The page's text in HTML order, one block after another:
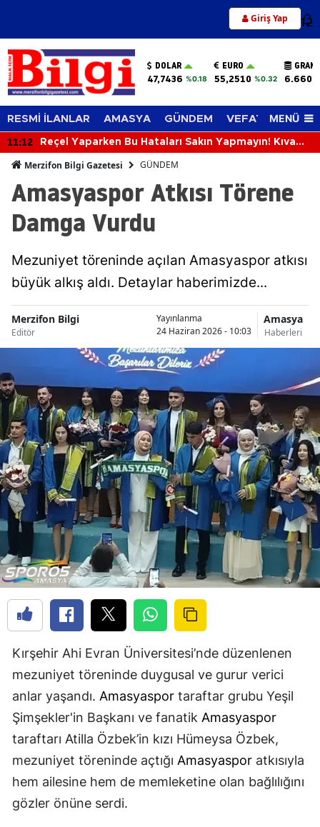
Giriş Yap 12
DOLAR
47,7436 %0.18
EURO
55,2510 %0.32
RESMİ İLANLAR AMASYA GÜNDEM VEFAT EDENLER
MENÜ
11:12
Reçel Yaparken Bu Hataları Sakın Yapmayın! Kıvamı
Merzifon Bilgi Gazetesi GÜNDEM
Amasyaspor Atkısı Törene
Damga Vurdu
Mezuniyet töreninde açılan Amasyaspor atkısı
büyük alkış aldı. Detaylar haberimizde...
Merzifon Bilgi
Editör
Yayınlanma
24 Haziran 2026 - 10:03
Amasya
Haberleri
Kırşehir Ahi Evran Üniversitesi’nde düzenlenen
mezuniyet töreninde duygusal ve gurur verici
anlar yaşandı. Amasyaspor taraftar grubu Yeşil
Şimşekler'in Başkanı ve fanatik Amasyaspor
taraftarı Atilla Özbek’in kızı Hümeysa Özbek,
mezuniyet töreninde açtığı Amasyaspor atkısıyla
hem ailesine hem de memleketine olan bağlılığını
gözler önüne serdi.